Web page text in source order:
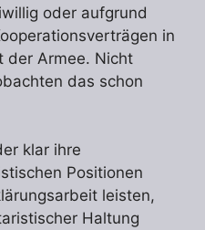
oder aufgrund
in
der Armee. Nicht
das schon
klar ihre
Positionen
leisten,
Haltung